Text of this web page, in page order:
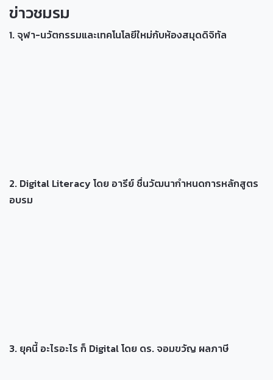
ข่าวชมรม
1. จุฬา-นวัตกรรมและเทคโนโลยีใหม่กับห้องสมุดดิจิทัล
2. Digital Literacy โดย อารีย์ ชื่นวัฒนากำหนดการหลักสูตร
อบรม
3. ยุคนี้ อะไรอะไร ก็ Digital โดย ดร. จอมขวัญ ผลภาษี